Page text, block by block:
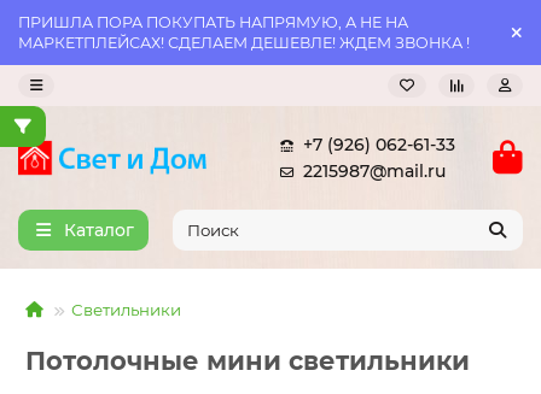
ПРИШЛА ПОРА ПОКУПАТЬ НАПРЯМУЮ, А НЕ НА
МАРКЕТПЛЕЙСАХ! СДЕЛАЕМ ДЕШЕВЛЕ! ЖДЕМ ЗВОНКА !
+7 (926) 062-61-33
2215987@mail.ru
Каталог
Светильники
Потолочные мини светильники